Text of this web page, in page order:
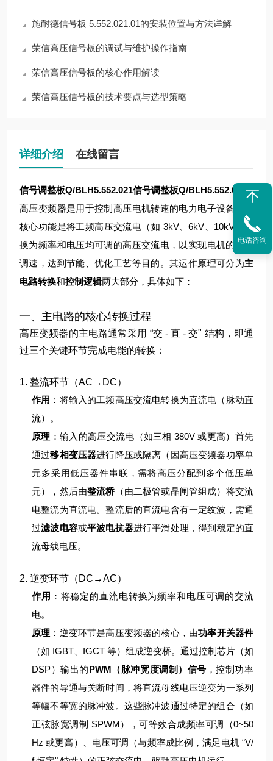
施耐德信号板 5.552.021.01的安装位置与方法详解
荣信高压信号板的调试与维护操作指南
荣信高压信号板的核心作用解读
荣信高压信号板的技术要点与选型策略
详细介绍 在线留言
信号调整板Q/BLH5.552.021信号调整板Q/BLH5.552.021
高压变频器是用于控制高压电机转速的电力电子设备，其
核心功能是将工频高压交流电（如 3kV、6kV、10kV）转
换为频率和电压均可调的高压交流电，以实现电机的无级
调速，达到节能、优化工艺等目的。其运作原理可分为主
电路转换和控制逻辑两大部分，具体如下：
一、主电路的核心转换过程
高压变频器的主电路通常采用 “交 - 直 - 交" 结构，即通
过三个关键环节完成电能的转换：
1. 整流环节（AC→DC）
作用 ：将输入的工频高压交流电转换为直流电（脉动直
流）。
原理 ： 输入的高压交流电（如三相 380V 或更高）首先
通过移相变压器进行降压或隔离（因高压变频器功率单
元多采用低压器件串联，需将高压分配到多个低压单
元），然后由整流桥（由二极管或晶闸管组成）将交流
电整流为直流电。整流后的直流电含有一定纹波，需通
过滤波电容或平波电抗器进行平滑处理，得到稳定的直
流母线电压。
2. 逆变环节（DC→AC）
作用 ：将稳定的直流电转换为频率和电压可调的交流
电。
原理 ： 逆变环节是高压变频器的核心，由功率开关器件
（如 IGBT、IGCT 等）组成逆变桥。通过控制芯片（如
DSP）输出的PWM（脉冲宽度调制）信号 ，控制功率
器件的导通与关断时间，将直流母线电压逆变为一系列
等幅不等宽的脉冲波。 这些脉冲波通过特定的组合（如
正弦脉宽调制 SPWM），可等效合成频率可调（0~50
Hz 或更高）、电压可调（与频率成比例，满足电机 “V/
电话咨询